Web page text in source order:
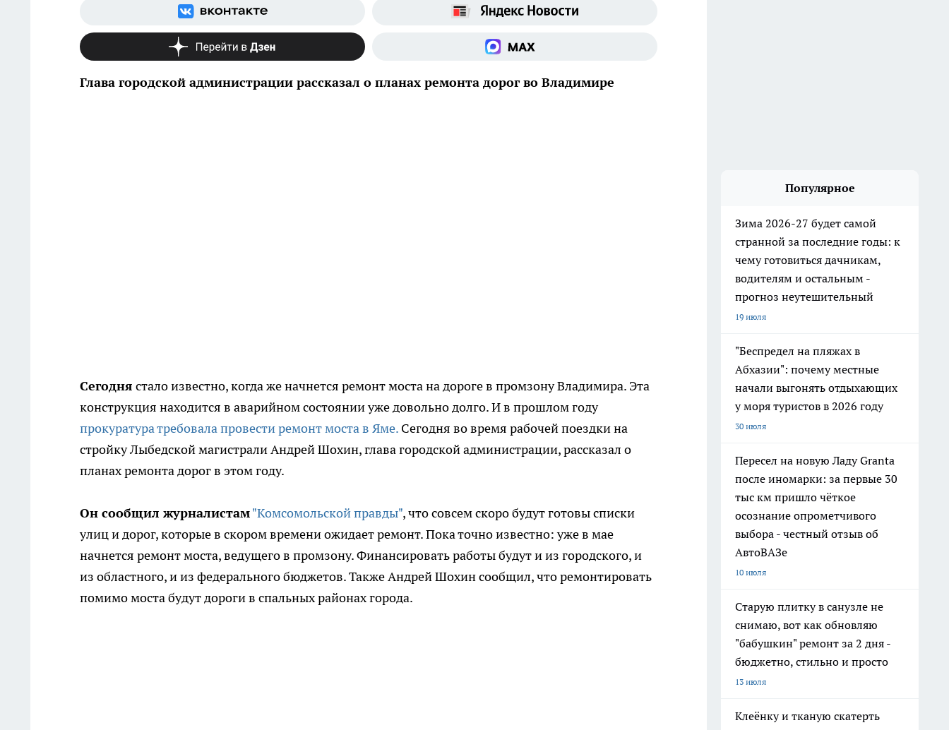
Глава городской администрации рассказал о планах ремонта дорог во Владимире
Сегодня стало известно, когда же начнется ремонт моста на дороге в промзону Владимира. Эта
конструкция находится в аварийном состоянии уже довольно долго. И в прошлом году
прокуратура требовала провести ремонт моста в Яме. Сегодня во время рабочей поездки на
стройку Лыбедской магистрали Андрей Шохин, глава городской администрации, рассказал о
планах ремонта дорог в этом году.
Он сообщил журналистам"Комсомольской правды", что совсем скоро будут готовы списки
улиц и дорог, которые в скором времени ожидает ремонт. Пока точно известно: уже в мае
начнется ремонт моста, ведущего в промзону. Финансировать работы будут и из городского, и
из областного, и из федерального бюджетов. Также Андрей Шохин сообщил, что ремонтировать
помимо моста будут дороги в спальных районах города.
Популярное
Зима 2026-27 будет самой
странной за последние годы: к
чему готовиться дачникам,
водителям и остальным -
прогноз неутешительный
19 июля
"Беспредел на пляжах в
Абхазии": почему местные
начали выгонять отдыхающих
у моря туристов в 2026 году
30 июля
Пересел на новую Ладу Granta
после иномарки: за первые 30
тыс км пришло чёткое
осознание опрометчивого
выбора - честный отзыв об
АвтоВАЗе
10 июля
Старую плитку в санузле не
снимаю, вот как обновляю
"бабушкин" ремонт за 2 дня -
бюджетно, стильно и просто
13 июля
Клеёнку и тканую скатерть